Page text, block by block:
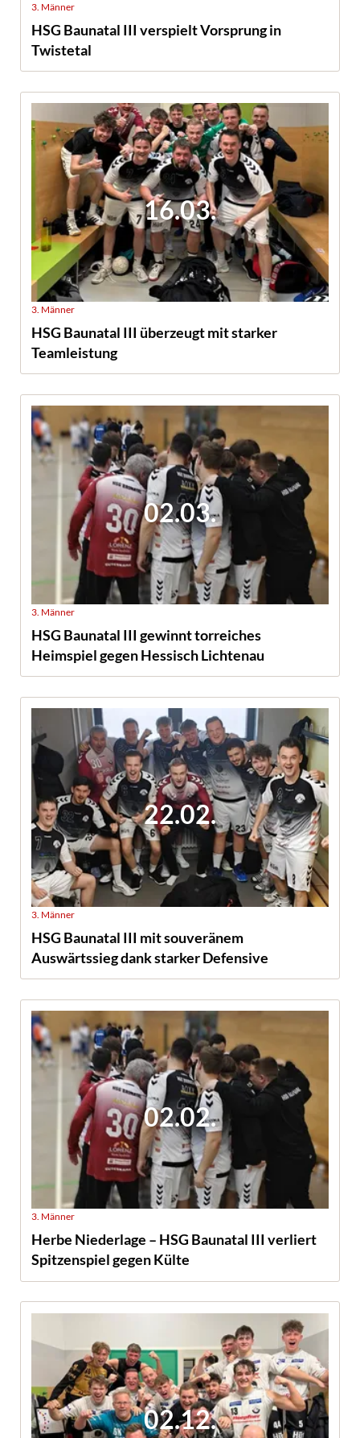
3. Männer
HSG Baunatal III verspielt Vorsprung in
Twistetal
16.03.
3. Männer
HSG Baunatal III überzeugt mit starker
Teamleistung
02.03.
3. Männer
HSG Baunatal III gewinnt torreiches
Heimspiel gegen Hessisch Lichtenau
22.02.
3. Männer
HSG Baunatal III mit souveränem
Auswärtssieg dank starker Defensive
02.02.
3. Männer
Herbe Niederlage – HSG Baunatal III verliert
Spitzenspiel gegen Külte
02.12.